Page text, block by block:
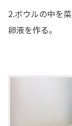
2.ボウルの中を
卵液を作る。